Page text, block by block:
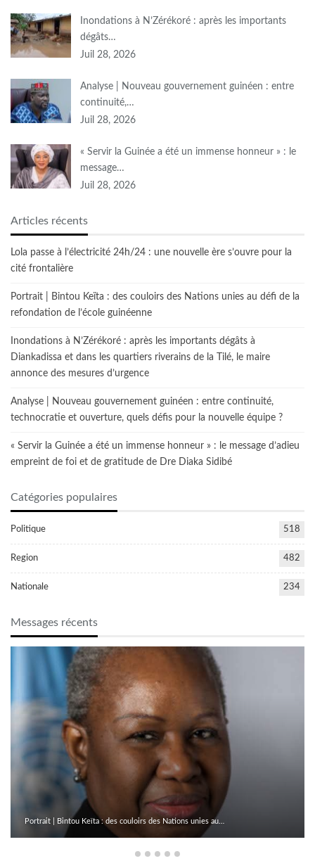
Inondations à N’Zérékoré : après les importants
dégâts…
Juil 28, 2026
Analyse | Nouveau gouvernement guinéen : entre
continuité,…
Juil 28, 2026
« Servir la Guinée a été un immense honneur » : le
message…
Juil 28, 2026
Articles récents
Lola passe à l’électricité 24h/24 : une nouvelle ère s’ouvre pour la
cité frontalière
Portrait | Bintou Keïta : des couloirs des Nations unies au défi de la
refondation de l’école guinéenne
Inondations à N’Zérékoré : après les importants dégâts à
Diankadissa et dans les quartiers riverains de la Tilé, le maire
annonce des mesures d’urgence
Analyse | Nouveau gouvernement guinéen : entre continuité,
technocratie et ouverture, quels défis pour la nouvelle équipe ?
« Servir la Guinée a été un immense honneur » : le message d’adieu
empreint de foi et de gratitude de Dre Diaka Sidibé
Catégories populaires
Politique 518
Region 482
Nationale 234
Messages récents
Portrait | Bintou Keïta : des couloirs des Nations unies au…